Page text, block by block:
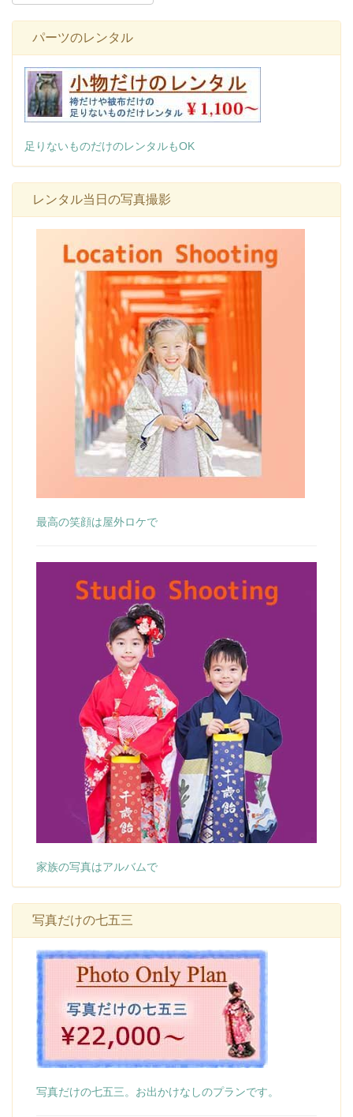
パーツのレンタル
足りないものだけのレンタルもOK
レンタル当日の写真撮影
最高の笑顔は屋外ロケで
家族の写真はアルバムで
写真だけの七五三
写真だけの七五三。お出かけなしのプランです。